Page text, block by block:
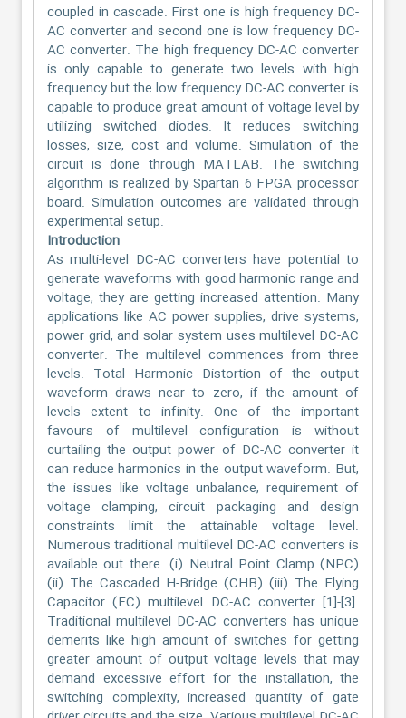
coupled in cascade. First one is high frequency DC-
AC converter and second one is low frequency DC-
AC converter. The high frequency DC-AC converter
is only capable to generate two levels with high
frequency but the low frequency DC-AC converter is
capable to produce great amount of voltage level by
utilizing switched diodes. It reduces switching
losses, size, cost and volume. Simulation of the
circuit is done through MATLAB. The switching
algorithm is realized by Spartan 6 FPGA processor
board. Simulation outcomes are validated through
experimental setup.
Introduction
As multi-level DC-AC converters have potential to
generate waveforms with good harmonic range and
voltage, they are getting increased attention. Many
applications like AC power supplies, drive systems,
power grid, and solar system uses multilevel DC-AC
converter. The multilevel commences from three
levels. Total Harmonic Distortion of the output
waveform draws near to zero, if the amount of
levels extent to infinity. One of the important
favours of multilevel configuration is without
curtailing the output power of DC-AC converter it
can reduce harmonics in the output waveform. But,
the issues like voltage unbalance, requirement of
voltage clamping, circuit packaging and design
constraints limit the attainable voltage level.
Numerous traditional multilevel DC-AC converters is
available out there. (i) Neutral Point Clamp (NPC)
(ii) The Cascaded H-Bridge (CHB) (iii) The Flying
Capacitor (FC) multilevel DC-AC converter [1]-[3].
Traditional multilevel DC-AC converters has unique
demerits like high amount of switches for getting
greater amount of output voltage levels that may
demand excessive effort for the installation, the
switching complexity, increased quantity of gate